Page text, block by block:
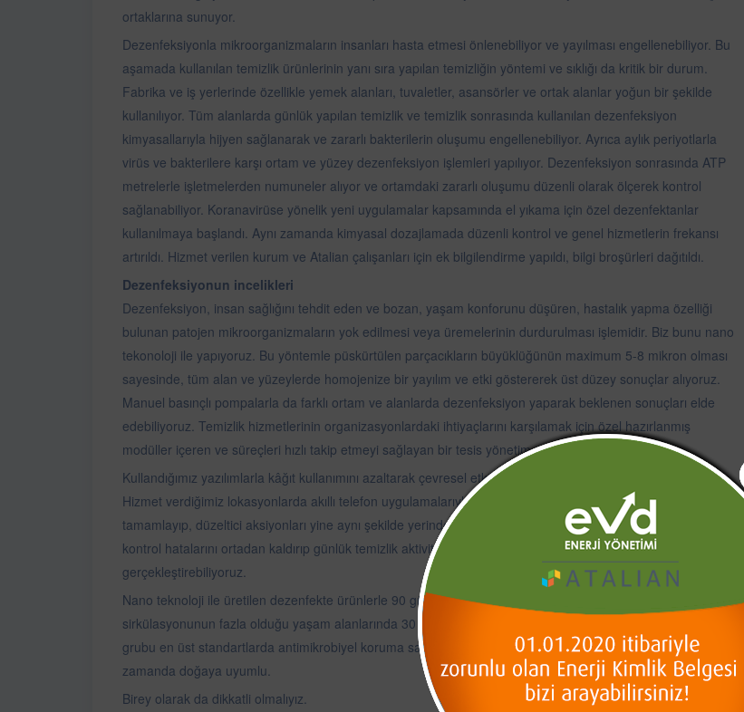
ortaklarına sunuyor.
Dezenfeksiyonla mikroorganizmaların insanları hasta etmesi önlenebiliyor ve yayılması engellenebiliyor. Bu
aşamada kullanılan temizlik ürünlerinin yanı sıra yapılan temizliğin yöntemi ve sıklığı da kritik bir durum.
Fabrika ve iş yerlerinde özellikle yemek alanları, tuvaletler, asansörler ve ortak alanlar yoğun bir şekilde
kullanılıyor. Tüm alanlarda günlük yapılan temizlik ve temizlik sonrasında kullanılan dezenfeksiyon
kimyasallarıyla hijyen sağlanarak ve zararlı bakterilerin oluşumu engellenebiliyor. Ayrıca aylık periyotlarla
virüs ve bakterilere karşı ortam ve yüzey dezenfeksiyon işlemleri yapılıyor. Dezenfeksiyon sonrasında ATP
metrelerle işletmelerden numuneler alıyor ve ortamdaki zararlı oluşumu düzenli olarak ölçerek kontrol
sağlanabiliyor. Koranavirüse yönelik yeni uygulamalar kapsamında el yıkama için özel dezenfektanlar
kullanılmaya başlandı. Aynı zamanda kimyasal dozajlamada düzenli kontrol ve genel hizmetlerin frekansı
artırıldı. Hizmet verilen kurum ve Atalian çalışanları için ek bilgilendirme yapıldı, bilgi broşürleri dağıtıldı.
Dezenfeksiyonun incelikleri
Dezenfeksiyon, insan sağlığını tehdit eden ve bozan, yaşam konforunu düşüren, hastalık yapma özelliği
bulunan patojen mikroorganizmaların yok edilmesi veya üremelerinin durdurulması işlemidir. Biz bunu nano
tekonoloji ile yapıyoruz. Bu yöntemle püskürtülen parçacıkların büyüklüğünün maximum 5-8 mikron olması
sayesinde, tüm alan ve yüzeylerde homojenize bir yayılım ve etki göstererek üst düzey sonuçlar alıyoruz.
Manuel basınçlı pompalarla da farklı ortam ve alanlarda dezenfeksiyon yaparak beklenen sonuçları elde
edebiliyoruz. Temizlik hizmetlerinin organizasyonlardaki ihtiyaçlarını karşılamak için özel hazırlanmış
modüller içeren ve süreçleri hızlı takip etmeyi sağlayan bir tesis yönetim yazılımı kullanıyoruz.
Kullandığımız yazılımlarla kâğıt kullanımını azaltarak çevresel etkileri ortadan kaldırmayı da hedefliyoruz.
Hizmet verdiğimiz lokasyonlarda akıllı telefon uygulamalarıyla yerinde yapılan denetim süreçlerini hızlıca
tamamlayıp, düzeltici aksiyonları yine aynı şekilde yerinde tamamlayabiliyoruz. Alan kontrol cihazlarıyla
kontrol hatalarını ortadan kaldırıp günlük temizlik aktivitelerini zamanında ve eksiksiz olarak
gerçekleştirebiliyoruz.
Nano teknoloji ile üretilen dezenfekte ürünlerle 90 güne kadar koruma sağlanabiliyor ancak insan
sirkülasyonunun fazla olduğu yaşam alanlarında 30 günde bir tekrarlanmalıdır. Bizim kullandığımız ürün
grubu en üst standartlarda antimikrobiyel koruma sağlarken insan ve hayvan sağlığına zarar vermiyor. Aynı
zamanda doğaya uyumlu.
Birey olarak da dikkatli olmalıyız.